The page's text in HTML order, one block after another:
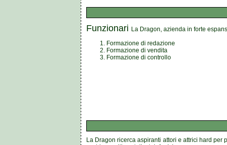
Funzionari La Dragon, azienda in forte
Formazione di redazione
Formazione di vendita
Formazione di controllo
La Dragon ricerca aspiranti attori e attrici hard